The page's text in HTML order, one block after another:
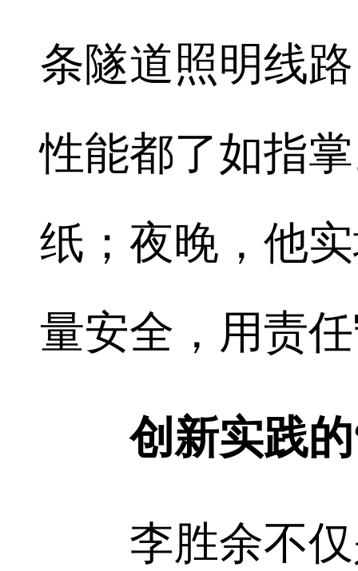
条隧道照明线
性能都了如指
纸；夜晚，他
量安全，用责
创新实践
李胜余不仅